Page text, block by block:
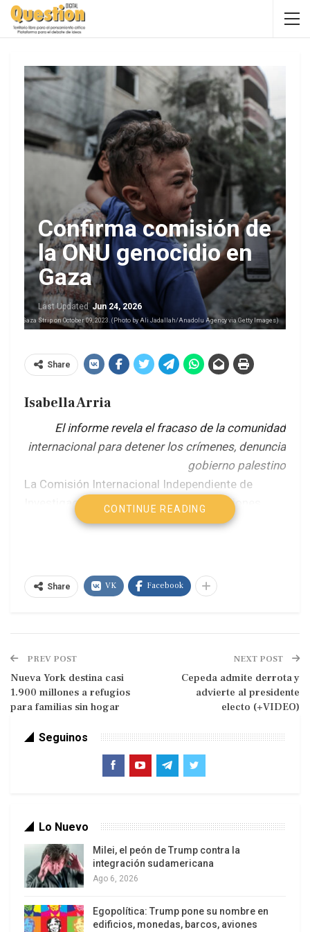
Confirma comisión de
la ONU genocidio en
Gaza
Last Updated Jun 24, 2026
in Gaza Strip on October 09, 2023. (Photo by Ali Jadallah/Anadolu Agency via Getty Images)
Share
Isabella Arria
El informe revela el fracaso de la comunidad
internacional para detener los crímenes, denuncia
gobierno palestino
La Comisión Internacional Independiente de
Investigación de la Organización de Naciones
Unidas sobre los Territorios Palestinos Ocupados
Aviv perpetran un “genocidio”.
En un nuevo informe publicado ayer, el organismo
señaló que el gobierno israelí comente “crímenes
contra la humanidad” en Gaza y Cisjordania
reocupada, incluida Jerusalén Este, al constatar la
magnitud y la naturaleza “sistemática” de las
operaciones militares de Tel Aviv que “continúan
humanidad y de guerra con sus ataques
deliberados a niños palestinos en Gaza, indicó
Internacional Independiente de Investigación de la
CONTINUE READING
Share VK Facebook
PREV POST
Nueva York destina casi
1.900 millones a refugios
para familias sin hogar
NEXT POST
Cepeda admite derrota y
advierte al presidente
electo (+VIDEO)
Seguinos
Lo Nuevo
Milei, el peón de Trump contra la
integración sudamericana
Ago 6, 2026
Egopolítica: Trump pone su nombre en
edificios, monedas, barcos, aviones